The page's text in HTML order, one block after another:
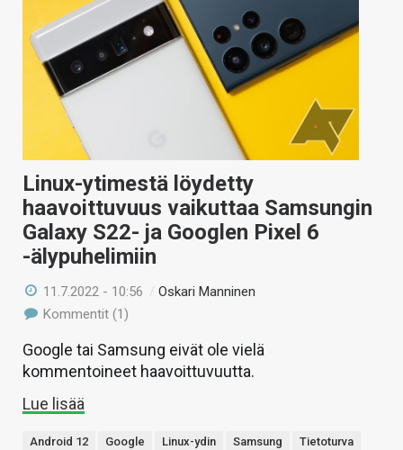
KAUPPA
VAIHDA TEEMA
HAKU
Linux-ytimestä löydetty
haavoittuvuus vaikuttaa Samsungin
Galaxy S22- ja Googlen Pixel 6
-älypuhelimiin
11.7.2022 - 10:56 /Oskari Manninen
Kommentit (1)
Google tai Samsung eivät ole vielä
kommentoineet haavoittuvuutta.
Lue lisää
Android 12 Google Linux-ydin Samsung
Tietoturva